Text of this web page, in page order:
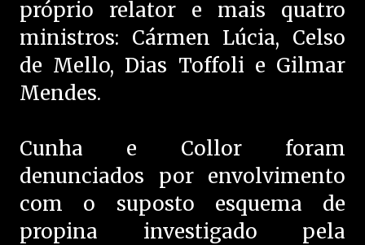
próprio relator e mais quatro
ministros: Cármen Lúcia, Celso
de Mello, Dias Toffoli e Gilmar
Mendes.
Cunha e Collor foram
denunciados por envolvimento
com o suposto esquema de
propina investigado pela